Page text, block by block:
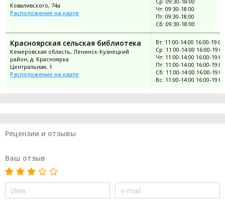
Коваливского, 74а
Расположение на карте
Чт: 09:30-18:00
Пт: 09:30-18:00
Сб: 09:30-18:00
Красноярская сельская библиотека
Кемеровская область, Ленинск-Кузнецкий
район, д. Красноярка
Центральная, 1
Расположение на карте
Вт: 11:00-14:00 16:00-19:00
Ср: 11:00-14:00 16:00-19:00
Чт: 11:00-14:00 16:00-19:00
Пт: 11:00-14:00 16:00-19:00
Сб: 11:00-14:00 16:00-19:00
Вс: 11:00-14:00 16:00-19:00
Рецензии и отзывы
Ваш отзыв